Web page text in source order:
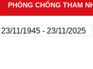
PHÒNG CHỐNG THAM
1945 - 23/11/2025